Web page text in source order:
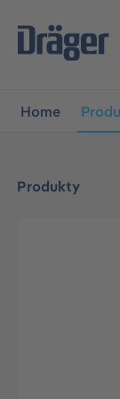
do głównej
Home
Produkty